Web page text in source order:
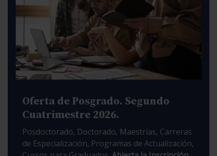
Oferta de Posgrado. Segundo
Cuatrimestre 2026.
Posdoctorado, Doctorado, Maestrías, Carreras
de Especialización, Programas de Actualización,